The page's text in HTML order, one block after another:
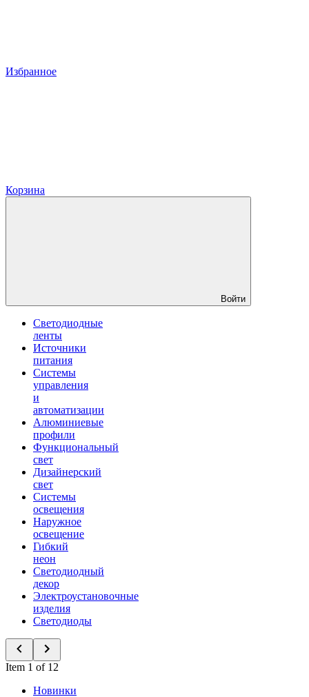
Избранное
Корзина
Войти
Светодиодные
ленты
Источники
питания
Системы
управления
и
автоматизации
Алюминиевые
профили
Функциональный
свет
Дизайнерский
свет
Системы
освещения
Наружное
освещение
Гибкий
неон
Светодиодный
декор
Электроустановочные
изделия
Светодиоды
Item 1 of 12
Новинки